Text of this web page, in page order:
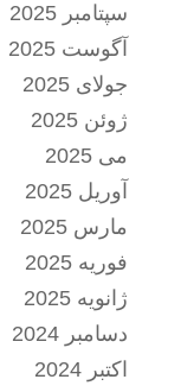
سپتامبر 2025
آگوست 2025
جولای 2025
ژوئن 2025
می 2025
آوریل 2025
مارس 2025
فوریه 2025
ژانویه 2025
دسامبر 2024
اکتبر 2024